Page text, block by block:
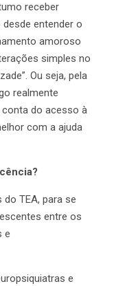
receber
entender o
amoroso
simples no
Ou seja, pela
realmente
do acesso à
com a ajuda
TEA, para se
entre os
e
e